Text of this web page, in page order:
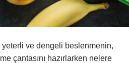
ve dengeli beslenmenin,
çantasını hazırlarken nelere